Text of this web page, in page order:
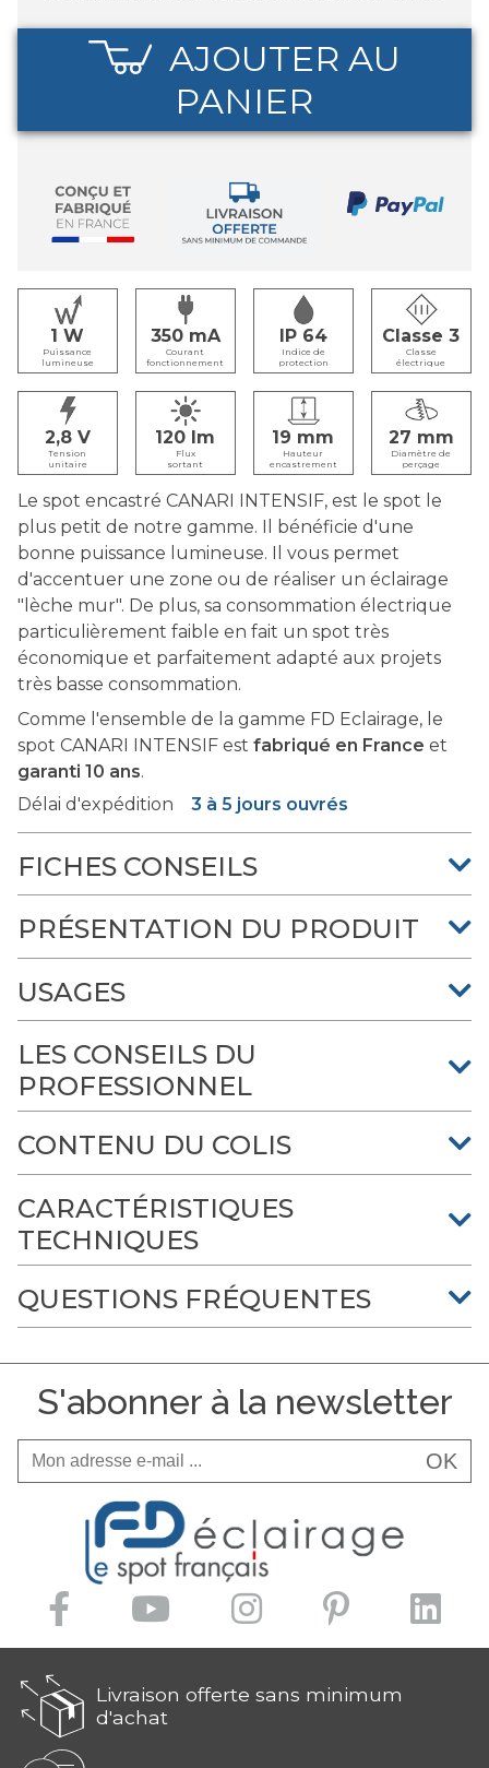
AJOUTER AU
PANIER
1
Puissance
lumineuse
350
Courant
fonctionnement
IP 64
Indice de
protection
Classe 3
Classe
électrique
2,8
Tension
unitaire
120
Flux
sortant
19
Hauteur
encastrement
27
Diamètre de
perçage
Le spot encastré CANARI INTENSIF, est le spot le
plus petit de notre gamme. Il bénéficie d'une
bonne puissance lumineuse. Il vous permet
d'accentuer une zone ou de réaliser un éclairage
"lèche mur". De plus, sa consommation électrique
particulièrement faible en fait un spot très
économique et parfaitement adapté aux projets
très basse consommation.
Comme l'ensemble de la gamme FD Eclairage, le
spot CANARI INTENSIF est fabriqué en France et
garanti 10 ans.
Délai d'expédition
3 à 5 jours ouvrés
FICHES CONSEILS
PRÉSENTATION DU PRODUIT
USAGES
LES CONSEILS DU
PROFESSIONNEL
CONTENU DU COLIS
CARACTÉRISTIQUES
TECHNIQUES
QUESTIONS FRÉQUENTES
S'abonner à la newsletter
OK
Livraison offerte sans minimum
d'achat